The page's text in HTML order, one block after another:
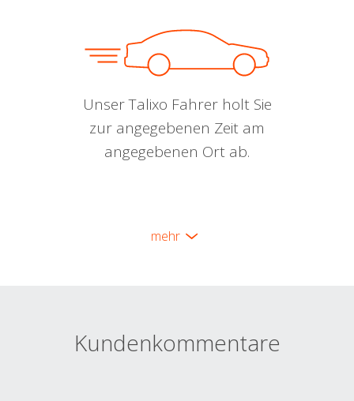
Unser Talixo Fahrer holt Sie
zur angegebenen Zeit am
angegebenen Ort ab.
mehr
Kundenkommentare